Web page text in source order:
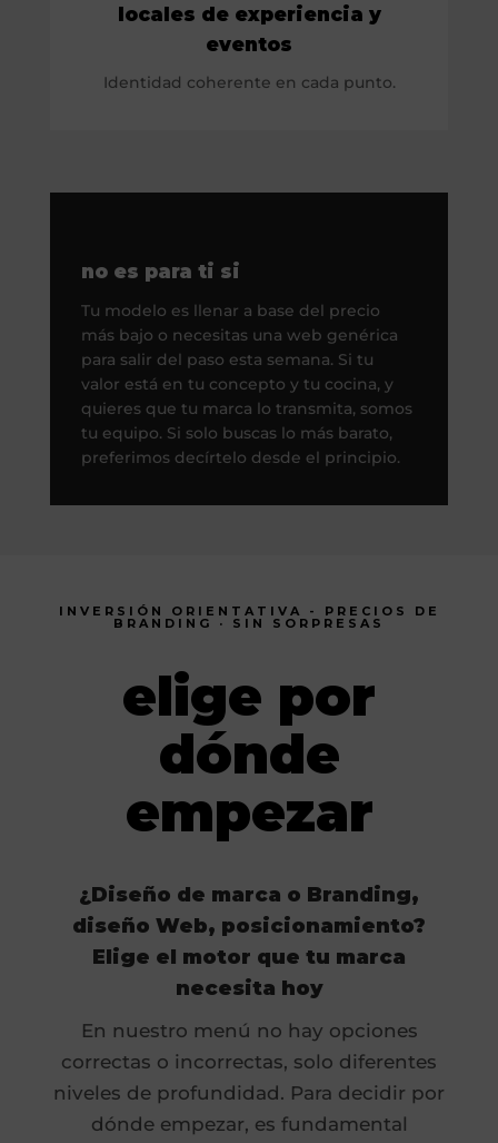
locales de experiencia y
eventos
Identidad coherente en cada punto.
no es para ti si
Tu modelo es llenar a base del precio
más bajo o necesitas una web genérica
para salir del paso esta semana. Si tu
valor está en tu concepto y tu cocina, y
quieres que tu marca lo transmita, somos
tu equipo. Si solo buscas lo más barato,
preferimos decírtelo desde el principio.
INVERSIÓN ORIENTATIVA - PRECIOS DE
BRANDING · SIN SORPRESAS
elige por
dónde
empezar
¿Diseño de marca o Branding,
diseño Web, posicionamiento?
Elige el motor que tu marca
necesita hoy
En nuestro menú no hay opciones
correctas o incorrectas, solo diferentes
niveles de profundidad. Para decidir por
dónde empezar, es fundamental